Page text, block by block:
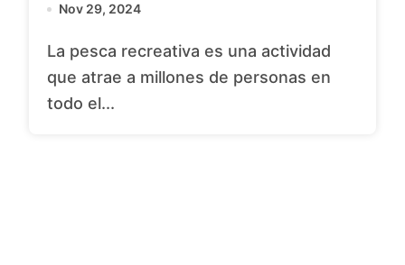
Nov 29, 2024
La pesca recreativa es una actividad
que atrae a millones de personas en
todo el...